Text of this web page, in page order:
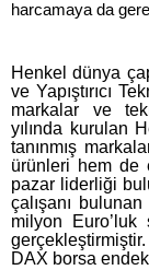
harcamaya da
Henkel dünya
ve Yapıştırıcı
markalar ve
yılında kurulan
tanınmış
ürünleri hem de
pazar liderliği
çalışanı
milyon Euro’luk
DAX borsa